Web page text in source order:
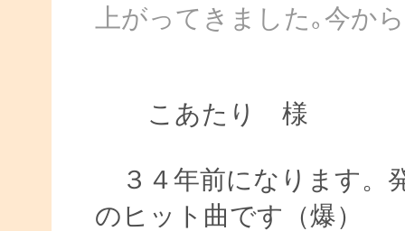
上がってきました｡今か
こあたり 様
３４年前になります。
のヒット曲です（爆）